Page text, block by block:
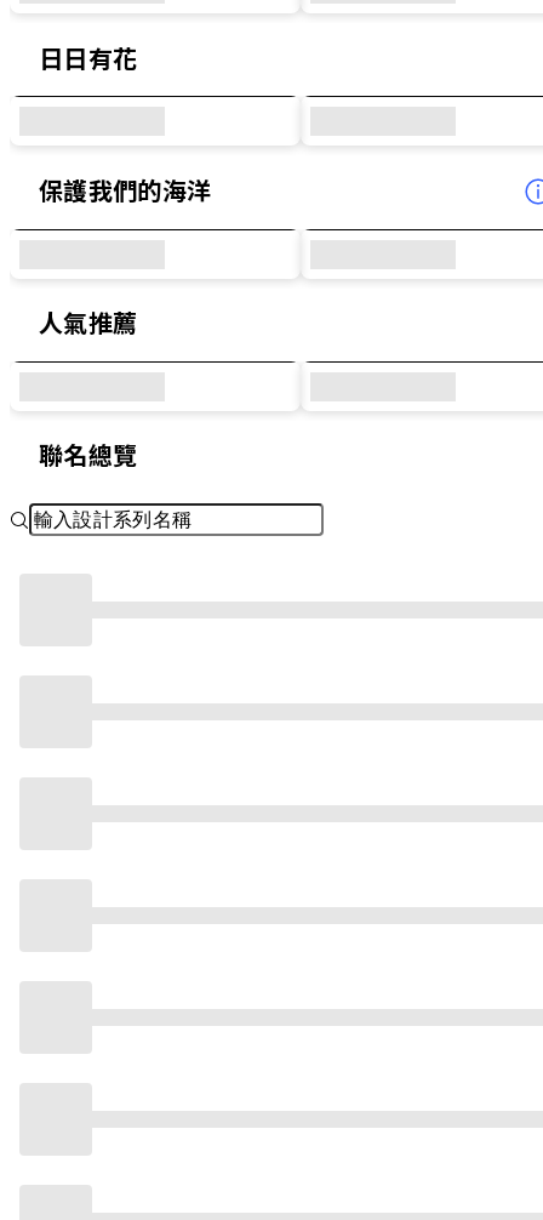
日日有花
保護我們的海洋
人氣推薦
聯名總覽